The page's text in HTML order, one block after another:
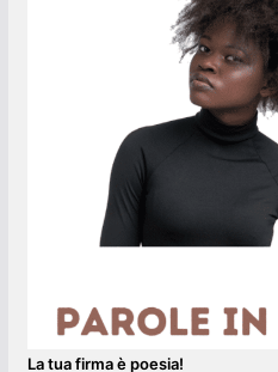
La tua firma è poesia!